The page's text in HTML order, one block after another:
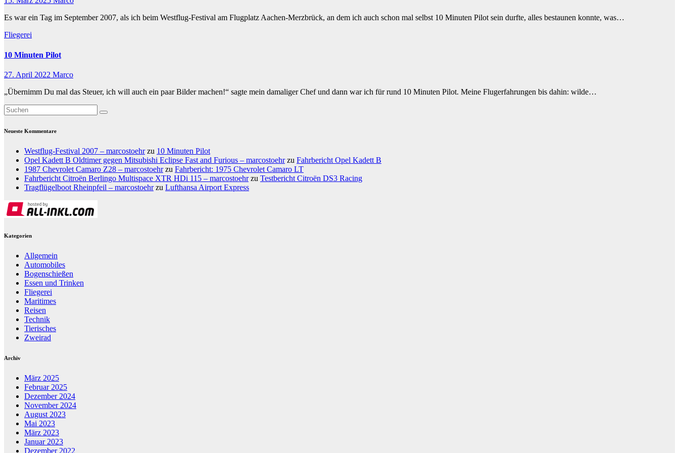
Es war ein Tag im September 2007, als ich beim Westflug-Festival am Flugplatz Aachen-Merzbrück, an dem ich auch schon mal selbst 10 Minuten Pilot sein durfte, alles bestaunen konnte, was…
Fliegerei
10 Minuten Pilot
27. April 2022 Marco
„Übernimm Du mal das Steuer, ich will auch ein paar Bilder machen!“ sagte mein damaliger Chef und dann war ich für rund 10 Minuten Pilot. Meine Flugerfahrungen bis dahin: wilde…
Neueste Kommentare
Westflug-Festival 2007 – marcostoehrzu 10 Minuten Pilot
Opel Kadett B Oldtimer gegen Mitsubishi Eclipse Fast and Furious – marcostoehrzu Fahrbericht Opel Kadett B
1987 Chevrolet Camaro Z28 – marcostoehrzu Fahrbericht: 1975 Chevrolet Camaro LT
Fahrbericht Citroën Berlingo Multispace XTR HDi 115 – marcostoehrzu Testbericht Citroën DS3 Racing
Tragflügelboot Rheinpfeil – marcostoehrzu Lufthansa Airport Express
Kategorien
Allgemein
Automobiles
Bogenschießen
Essen und Trinken
Fliegerei
Maritimes
Reisen
Technik
Tierisches
Zweirad
Archiv
März 2025
Februar 2025
Dezember 2024
November 2024
August 2023
Mai 2023
März 2023
Januar 2023
Dezember 2022